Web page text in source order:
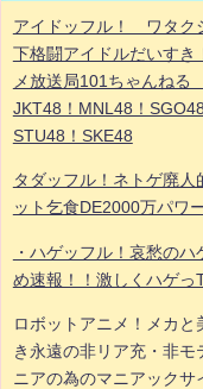
アイドッフル！ ワタ
下格闘アイドルだいす
メ放送局101ちゃんねる
JKT48！MNL48！
STU48！SKE48
タダッフル！ネトゲ廃人
ット乞食DE2000万パワ
・ハゲッフル！哀愁のハ
め速報！！激しくハゲっ
ロボットアニメ！メカと
き永遠の非リア充・非モ
ニアの為のマニアックサ